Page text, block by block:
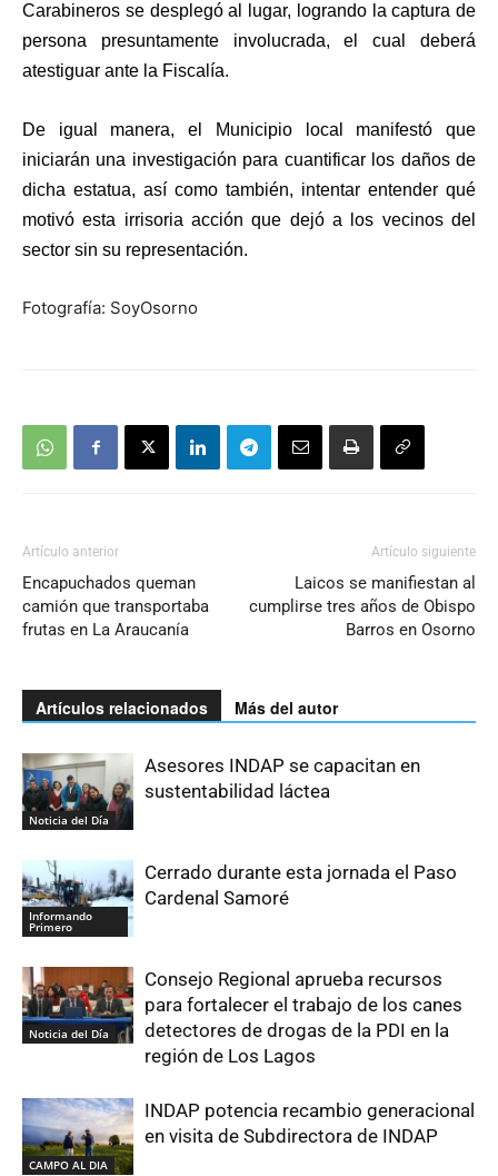
Carabineros se desplegó al lugar, logrando la captura de
persona presuntamente involucrada, el cual deberá
atestiguar ante la Fiscalía.
De igual manera, el Municipio local manifestó que
iniciarán una investigación para cuantificar los daños de
dicha estatua, así como también, intentar entender qué
motivó esta irrisoria acción que dejó a los vecinos del
sector sin su representación.
Fotografía: SoyOsorno
Artículo anterior
Encapuchados queman
camión que transportaba
frutas en La Araucanía
Artículo siguiente
Laicos se manifiestan al
cumplirse tres años de Obispo
Barros en Osorno
Artículos relacionados Más del autor
Noticia del Día
Asesores INDAP se capacitan en
sustentabilidad láctea
Informando
Primero
Cerrado durante esta jornada el Paso
Cardenal Samoré
Noticia del Día
Consejo Regional aprueba recursos
para fortalecer el trabajo de los canes
detectores de drogas de la PDI en la
región de Los Lagos
CAMPO AL DIA
INDAP potencia recambio generacional
en visita de Subdirectora de INDAP